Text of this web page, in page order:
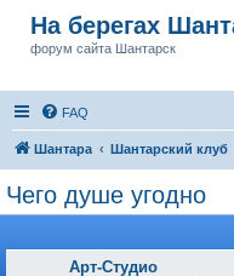
На берегах
форум сайта Шантарск
FAQ
Шантара Шантарский клуб
Чего душе угодно
Арт-Студио